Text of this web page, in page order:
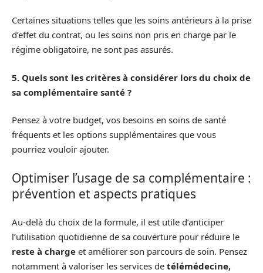
Certaines situations telles que les soins antérieurs à la prise
d’effet du contrat, ou les soins non pris en charge par le
régime obligatoire, ne sont pas assurés.
5. Quels sont les critères à considérer lors du choix de
sa complémentaire santé ?
Pensez à votre budget, vos besoins en soins de santé
fréquents et les options supplémentaires que vous
pourriez vouloir ajouter.
Optimiser l’usage de sa complémentaire :
prévention et aspects pratiques
Au-delà du choix de la formule, il est utile d’anticiper
l’utilisation quotidienne de sa couverture pour réduire le
reste à charge et améliorer son parcours de soin. Pensez
notamment à valoriser les services de télémédecine,